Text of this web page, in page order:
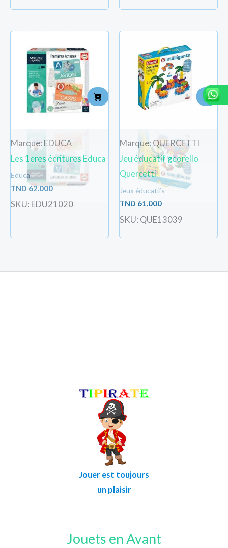
Marque: EDUCA
Les 1eres écritures Educa
Educa
TND 62.000
SKU: EDU21020
Marque: QUERCETTI
Jeu éducatif georello
Quercetti
Jeux éducatifs
TND 61.000
SKU: QUE13039
Jouer est toujours
un plaisir
Jouets en Avant